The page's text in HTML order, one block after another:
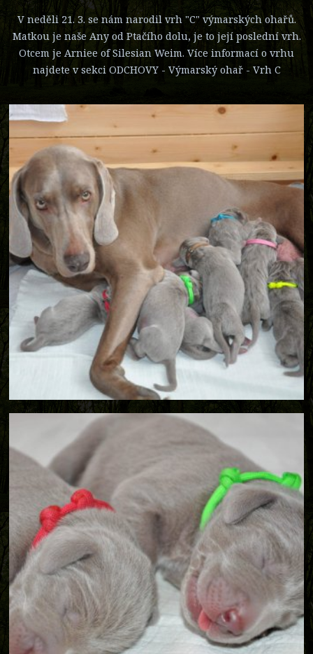
V neděli 21. 3. se nám narodil vrh "C" výmarských ohařů.
Matkou je naše Any od Ptačího dolu, je to její poslední vrh.
Otcem je Arniee of Silesian Weim. Více informací o vrhu
najdete v sekci ODCHOVY - Výmarský ohař - Vrh C